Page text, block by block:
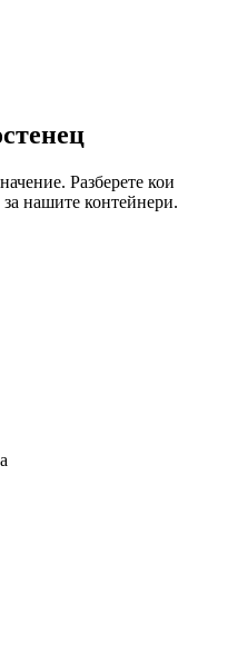
Разберете кои
нашите контейнери.